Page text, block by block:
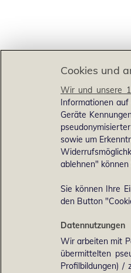
Cookies und
Wir und unsere
Informationen
Geräte
sowie um
ablehnen"
Sie können Ihre
den Button
Datennutzungen
Wir arbeiten mit
übermittelten
Profilbildungen) /